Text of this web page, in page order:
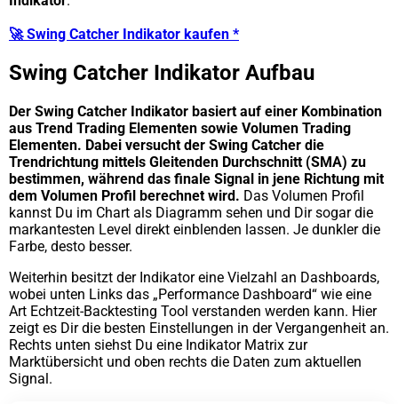
🚀 Swing Catcher Indikator kaufen *
Swing Catcher Indikator Aufbau
Der Swing Catcher Indikator basiert auf einer Kombination
aus Trend Trading Elementen sowie Volumen Trading
Elementen. Dabei versucht der Swing Catcher die
Trendrichtung mittels Gleitenden Durchschnitt (SMA) zu
bestimmen, während das finale Signal in jene Richtung mit
dem Volumen Profil berechnet wird. Das Volumen Profil
kannst Du im Chart als Diagramm sehen und Dir sogar die
markantesten Level direkt einblenden lassen. Je dunkler die
Farbe, desto besser.
Weiterhin besitzt der Indikator eine Vielzahl an Dashboards,
wobei unten Links das „Performance Dashboard“ wie eine
Art Echtzeit-Backtesting Tool verstanden werden kann. Hier
zeigt es Dir die besten Einstellungen in der Vergangenheit an.
Rechts unten siehst Du eine Indikator Matrix zur
Marktübersicht und oben rechts die Daten zum aktuellen
Signal.